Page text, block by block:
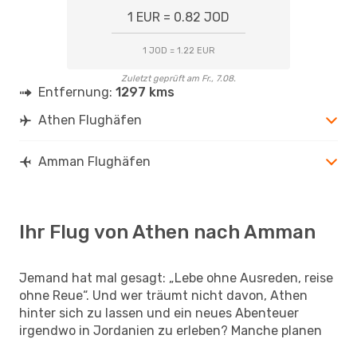
1 EUR = 0.82 JOD
1 JOD = 1.22 EUR
Zuletzt geprüft am Fr., 7.08.
Entfernung: 1297 kms
Athen Flughäfen
Amman Flughäfen
Ihr Flug von Athen nach Amman
Jemand hat mal gesagt: „Lebe ohne Ausreden, reise
ohne Reue“. Und wer träumt nicht davon, Athen
hinter sich zu lassen und ein neues Abenteuer
irgendwo in Jordanien zu erleben? Manche planen